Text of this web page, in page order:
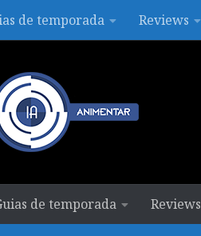
de temporada Reviews
de temporada Reviews